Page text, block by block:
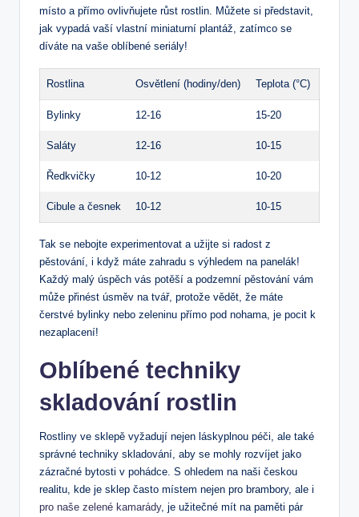
místo a přímo ovlivňujete růst ‌rostlin. Můžete si představit,
jak vypadá vaší vlastní miniaturní plantáž, zatímco se
díváte na vaše oblíbené ⁣seriály!
Rostlina Osvětlení (hodiny/den) Teplota (°C)
Bylinky 12-16 15-20
Saláty 12-16 10-15
Ředkvičky 10-12 10-20
Cibule a⁢ česnek 10-12 10-15
Tak se nebojte experimentovat a‍ užijte si radost z
pěstování, i když máte zahradu s výhledem na panelák!
Každý malý úspěch vás​ potěší a podzemní pěstování vám
může‍ přinést úsměv na tvář, protože vědět, že máte
čerstvé​ bylinky nebo zeleninu přímo pod nohama, je pocit k
nezaplacení!
Oblíbené techniky
skladování rostlin
Rostliny ve ​sklepě vyžadují nejen láskyplnou péči, ale také
⁣správné techniky skladování, aby se mohly rozvíjet jako⁣
zázračné ‌bytosti v pohádce. S ohledem na ⁢naši českou
realitu, kde je sklep často místem nejen pro brambory, ale i
pro naše zelené kamarády, je užitečné mít na paměti pár